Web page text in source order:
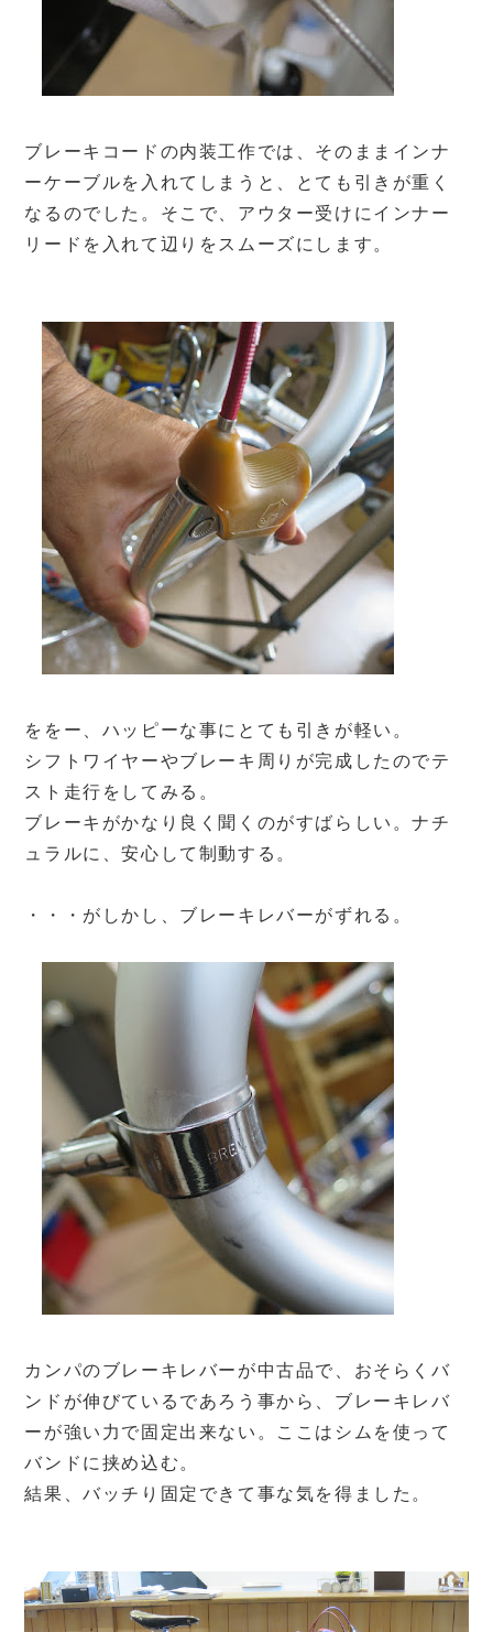
ブレーキコードの内装工作では、そのままインナ
ーケーブルを入れてしまうと、とても引きが重く
なるのでした。そこで、アウター受けにインナー
リードを入れて辺りをスムーズにします。
ををー、ハッピーな事にとても引きが軽い。
シフトワイヤーやブレーキ周りが完成したのでテ
スト走行をしてみる。
ブレーキがかなり良く聞くのがすばらしい。ナチ
ュラルに、安心して制動する。
・・・がしかし、ブレーキレバーがずれる。
カンパのブレーキレバーが中古品で、おそらくバ
ンドが伸びているであろう事から、ブレーキレバ
ーが強い力で固定出来ない。ここはシムを使って
バンドに挟め込む。
結果、バッチり固定できて事な気を得ました。